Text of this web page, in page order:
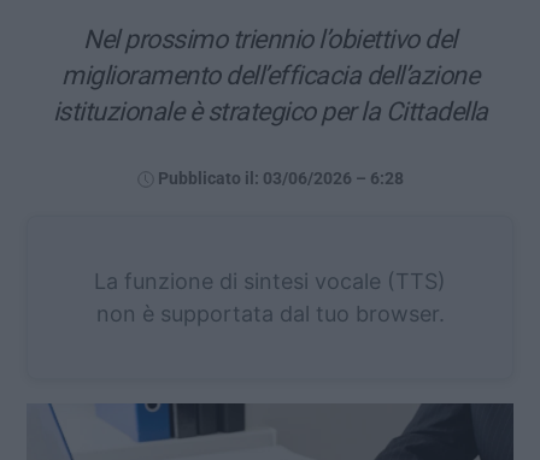
Nel prossimo triennio l’obiettivo del
miglioramento dell’efficacia dell’azione
istituzionale è strategico per la Cittadella
Pubblicato il: 03/06/2026 – 6:28
La funzione di sintesi vocale (TTS)
non è supportata dal tuo browser.